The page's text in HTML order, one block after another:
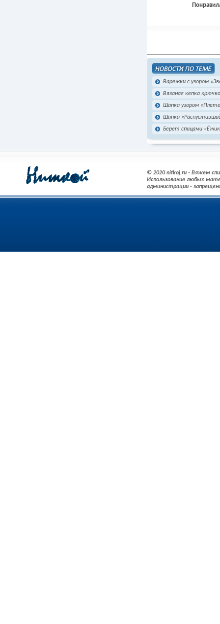
Варежки с узором
Вязаная кепка
Шапка узором
Шапка
Берет спицами
© 2020 nitkoj.ru - Вяжем
Использование любых
администрации -